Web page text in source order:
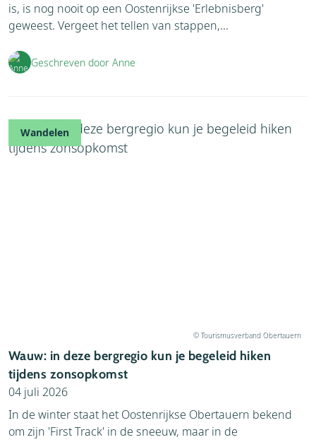
is, is nog nooit op een Oostenrijkse 'Erlebnisberg'
geweest. Vergeet het tellen van stappen,...
Geschreven door Anne
Wandelen
© Tourismusverband Obertauern
Wauw: in deze bergregio kun je begeleid hiken
tijdens zonsopkomst
04 juli 2026
In de winter staat het Oostenrijkse Obertauern bekend
om zijn 'First Track' in de sneeuw, maar in de